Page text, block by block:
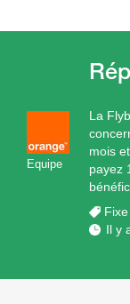
Equipe
La
mois
payez
Il y